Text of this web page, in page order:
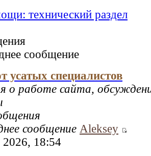
технический раздел
сообщение
усатых специалистов
о работе сайта,
сообщение Aleksey
2026, 18:54